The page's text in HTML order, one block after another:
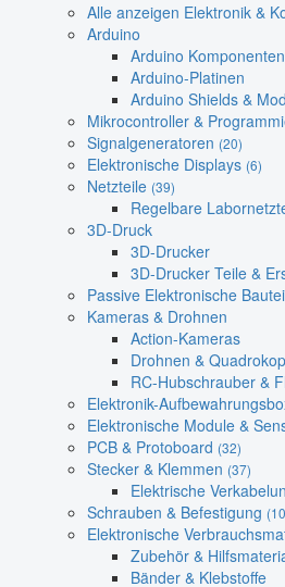
Alle anzeigen Elektronik &
Arduino
Arduino
Arduino-Platinen
Arduino Shields &
Mikrocontroller &
Signalgeneratoren (20)
Elektronische Displays (6)
Netzteile (39)
Regelbare
3D-Druck
3D-Drucker
3D-Drucker Teile &
Passive Elektronische
Kameras & Drohnen
Action-Kameras
Drohnen &
RC-Hubschrauber &
Elektronik-
Elektronische Module &
PCB & Protoboard (32)
Stecker & Klemmen (37)
Elektrische
Schrauben & Befestigung
Elektronische
Zubehör &
Bänder & Klebstoffe